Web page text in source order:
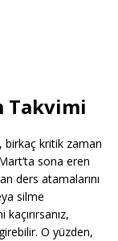
Takvimi
birkaç kritik zaman
sona eren
ders atamalarını
silme
O yüzden,